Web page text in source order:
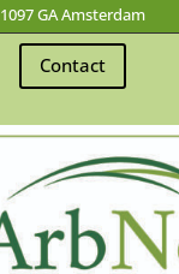
1097 GA Amsterdam
Contact